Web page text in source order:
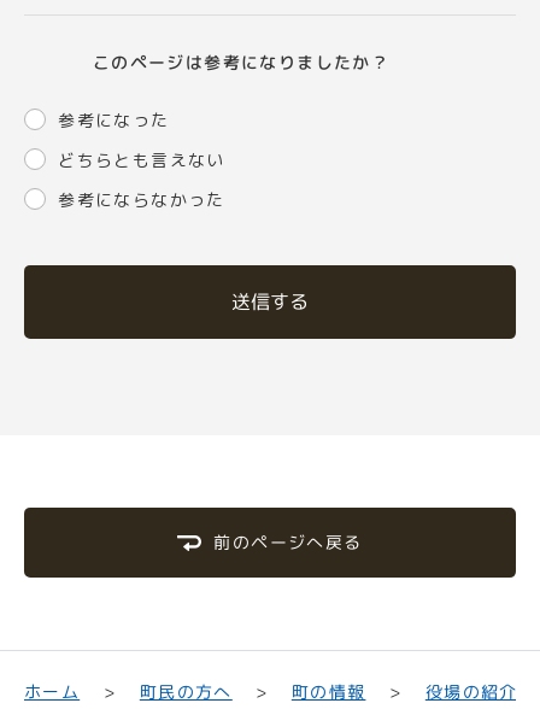
このページは参考になりましたか？
参考になった
どちらとも言えない
参考にならなかった
送信する
前のページへ戻る
ホーム 町民の方へ 町の情報 役場の紹介